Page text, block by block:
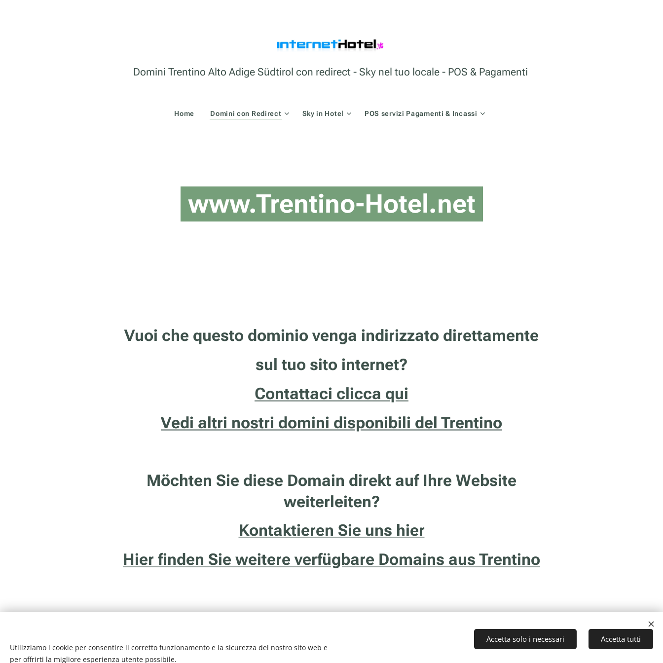
Domini Trentino Alto Adige Südtirol con redirect - Sky nel tuo locale - POS & Pagamenti
Home Domini con Redirect Sky in Hotel POS servizi Pagamenti & Incassi
www.Trentino-Hotel.net
Vuoi che questo dominio venga indirizzato direttamente
sul tuo sito internet?
Contattaci clicca qui
Vedi altri nostri domini disponibili del Trentino
Möchten Sie diese Domain direkt auf Ihre Website
weiterleiten?
Kontaktieren Sie uns hier
Hier finden Sie weitere verfügbare Domains aus Trentino
Utilizziamo i cookie per consentire il corretto funzionamento e la sicurezza del nostro sito web e
per offrirti la migliore esperienza utente possibile.
Accetta solo i necessari Accetta tutti